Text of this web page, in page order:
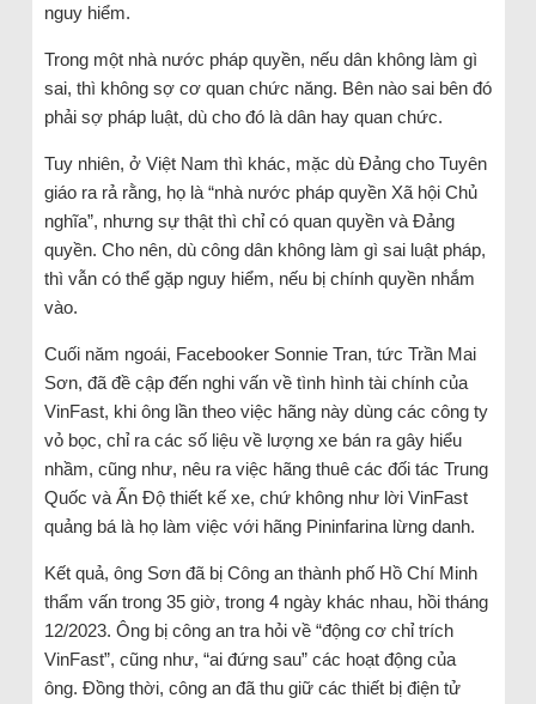
nguy hiểm.
Trong một nhà nước pháp quyền, nếu dân không làm gì
sai, thì không sợ cơ quan chức năng. Bên nào sai bên đó
phải sợ pháp luật, dù cho đó là dân hay quan chức.
Tuy nhiên, ở Việt Nam thì khác, mặc dù Đảng cho Tuyên
giáo ra rả rằng, họ là “nhà nước pháp quyền Xã hội Chủ
nghĩa”, nhưng sự thật thì chỉ có quan quyền và Đảng
quyền. Cho nên, dù công dân không làm gì sai luật pháp,
thì vẫn có thể gặp nguy hiểm, nếu bị chính quyền nhắm
vào.
Cuối năm ngoái, Facebooker Sonnie Tran, tức Trần Mai
Sơn, đã đề cập đến nghi vấn về tình hình tài chính của
VinFast, khi ông lần theo việc hãng này dùng các công ty
vỏ bọc, chỉ ra các số liệu về lượng xe bán ra gây hiểu
nhầm, cũng như, nêu ra việc hãng thuê các đối tác Trung
Quốc và Ấn Độ thiết kế xe, chứ không như lời VinFast
quảng bá là họ làm việc với hãng Pininfarina lừng danh.
Kết quả, ông Sơn đã bị Công an thành phố Hồ Chí Minh
thẩm vấn trong 35 giờ, trong 4 ngày khác nhau, hồi tháng
12/2023. Ông bị công an tra hỏi về “động cơ chỉ trích
VinFast”, cũng như, “ai đứng sau” các hoạt động của
ông. Đồng thời, công an đã thu giữ các thiết bị điện tử